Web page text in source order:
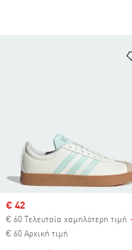
Sale price
€ 42
€ 60 Τελευταία χαμηλότερη τιμή
€ 60 Αρχική τιμή